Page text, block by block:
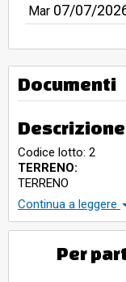
Mar 07/07/
Documenti
Codice lotto: 2
TERRENO:
TERRENO
TERRENO:
TERRENO
TERRENO:
TERRENO:
Continua a leggere
Per